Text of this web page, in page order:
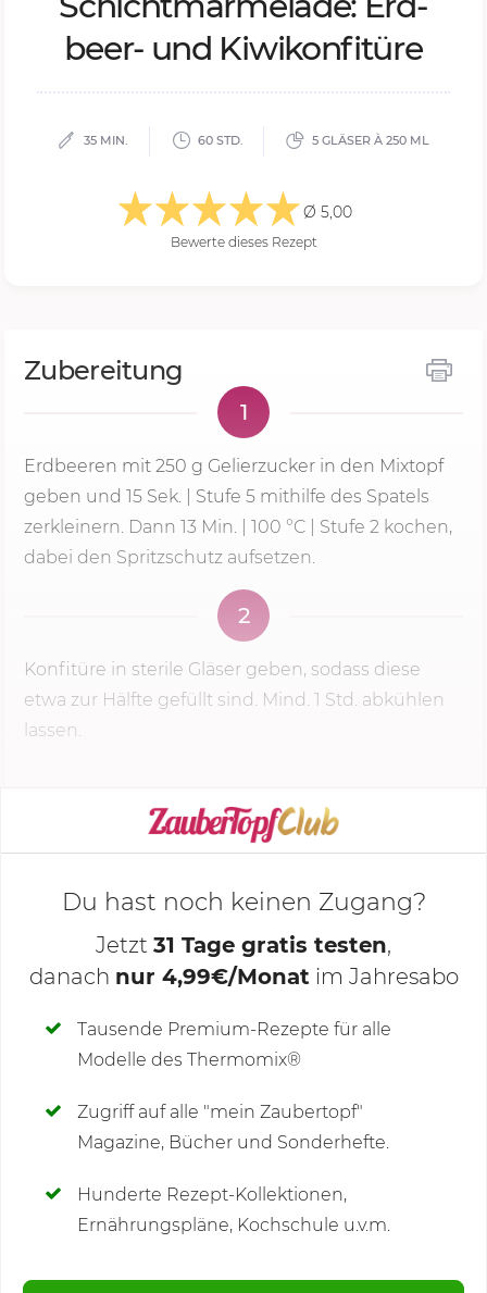
beer- und Ki­wikon­fi­tü­re
35 MIN. 60 STD. 5 GLÄSER À 250 ML
Ø 5,00
Bewerte dieses Rezept
Zubereitung
1
Erdbeeren mit 250 g Gelierzucker in den Mixtopf
geben und 15 Sek. Stufe 5 mithilfe des Spatels
zerkleinern. Dann 13 Min. 100 °C | Stufe 2 kochen,
dabei den Spritzschutz aufsetzen.
2
Konfitüre in sterile Gläser geben, sodass diese
etwa zur Hälfte gefüllt sind. Mind. 1 Std. abkühlen
lassen.
KOCHMODUS STARTEN
Deine Notizen
Du hast noch keinen Zugang?
Jetzt 31 Tage gratis testen,
danach nur 4,99€/Monat im Jahresabo
Tausende Premium-Rezepte für alle
Modelle des Thermomix®
Zugriff auf alle "mein Zaubertopf"
Magazine, Bücher und Sonderhefte.
Hunderte Rezept-Kollektionen,
Ernährungspläne, Kochschule u.v.m.
Kommentare(3)